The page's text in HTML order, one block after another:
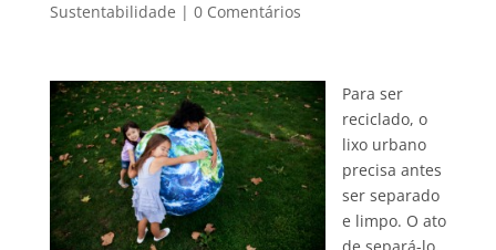
Sustentabilidade | 0 Comentários
Para ser
reciclado, o
lixo urbano
precisa antes
ser separado
e limpo. O ato